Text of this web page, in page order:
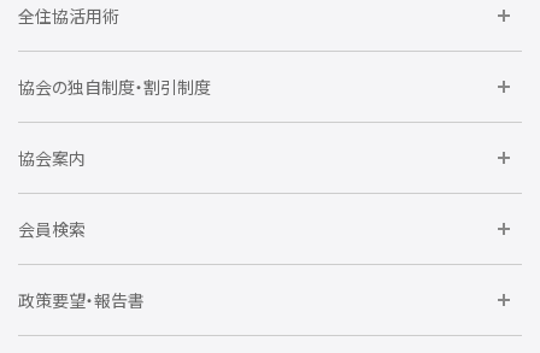
全住協活用術
委員会に参加しよう
要望活動に参加しよう
協会の独自制度・割引制度
住宅瑕疵担保責任保険割引制度
全住協NET
不動産後見アドバイザー資格講習
会
協会案内
運営組織
トライアル会員制度
会員検索
企業会員
政策要望・報告書